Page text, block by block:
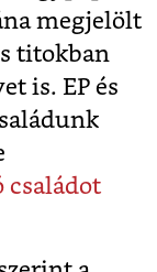
megjelölt
titokban
is. EP és
családot